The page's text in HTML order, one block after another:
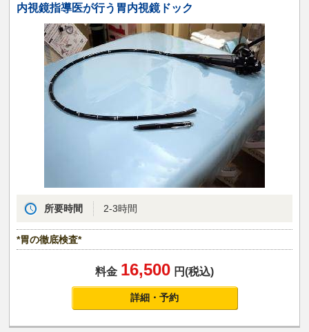
内視鏡指導医が行う胃内視鏡ドック
所要時間 2-3時間
*胃の徹底検査*
料金 16,500 円(税込)
詳細・予約